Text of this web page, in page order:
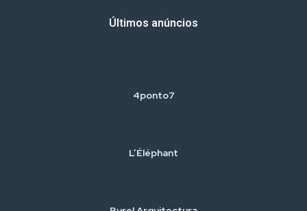
Últimos anúncios
4ponto7
L’Éléphant